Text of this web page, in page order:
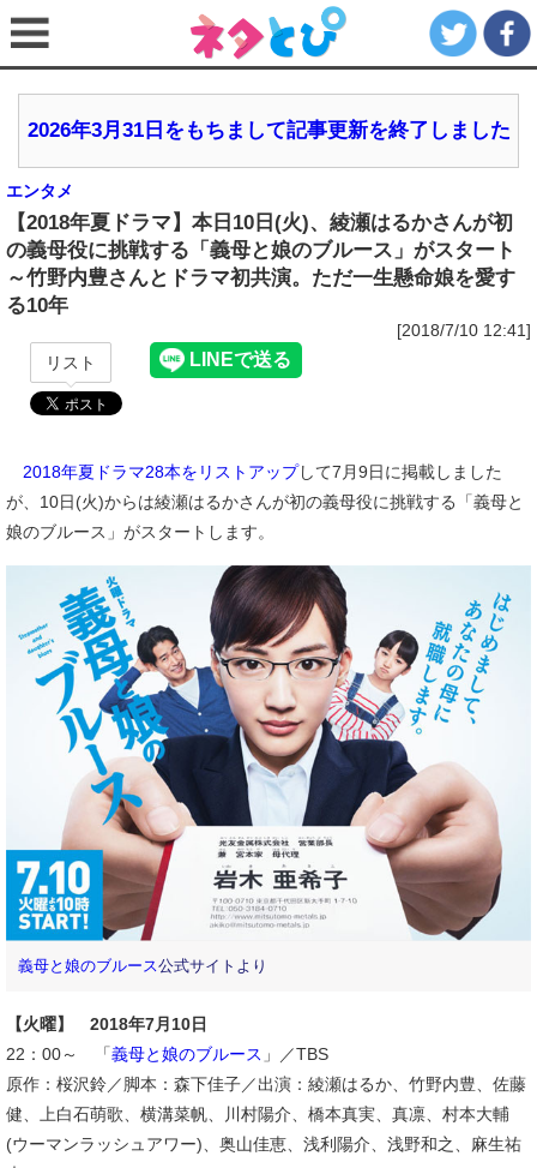
2026年3月31日をもちまして記事更新を終了しました
エンタメ
【2018年夏ドラマ】本日10日(火)、綾瀬はるかさんが初
の義母役に挑戦する「義母と娘のブルース」がスタート
～竹野内豊さんとドラマ初共演。ただ一生懸命娘を愛す
る10年
[2018/7/10 12:41]
リスト
2018年夏ドラマ28本をリストアップして7月9日に掲載しました
が、10日(火)からは綾瀬はるかさんが初の義母役に挑戦する「義母と
娘のブルース」がスタートします。
義母と娘のブルース公式サイトより
【火曜】 2018年7月10日
22：00～ 「義母と娘のブルース 」／TBS
原作：桜沢鈴／脚本：森下佳子／出演：綾瀬はるか、竹野内豊、佐藤
健、上白石萌歌、横溝菜帆、川村陽介、橋本真実、真凛、村本大輔
(ウーマンラッシュアワー)、奥山佳恵、浅利陽介、浅野和之、麻生祐